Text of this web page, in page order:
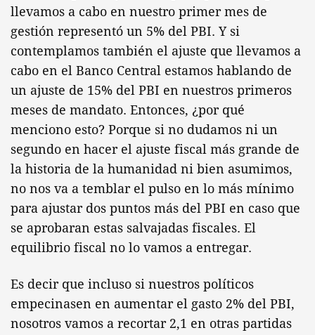
llevamos a cabo en nuestro primer mes de
gestión representó un 5% del PBI. Y si
contemplamos también el ajuste que llevamos a
cabo en el Banco Central estamos hablando de
un ajuste de 15% del PBI en nuestros primeros
meses de mandato. Entonces, ¿por qué
menciono esto? Porque si no dudamos ni un
segundo en hacer el ajuste fiscal más grande de
la historia de la humanidad ni bien asumimos,
no nos va a temblar el pulso en lo más mínimo
para ajustar dos puntos más del PBI en caso que
se aprobaran estas salvajadas fiscales. El
equilibrio fiscal no lo vamos a entregar.
Es decir que incluso si nuestros políticos
empecinasen en aumentar el gasto 2% del PBI,
nosotros vamos a recortar 2,1 en otras partidas